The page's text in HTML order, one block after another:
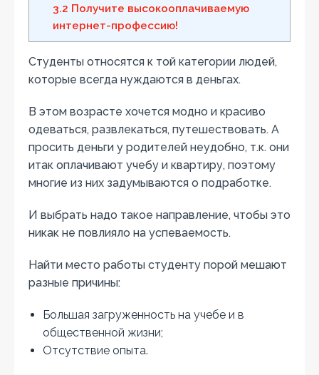
3.2 Получите высокооплачиваемую
интернет-профессию!
Студенты относятся к той категории людей,
которые всегда нуждаются в деньгах.
В этом возрасте хочется модно и красиво
одеваться, развлекаться, путешествовать. А
просить деньги у родителей неудобно, т.к. они
итак оплачивают учебу и квартиру, поэтому
многие из них задумываются о подработке.
И выбрать надо такое направление, чтобы это
никак не повлияло на успеваемость.
Найти место работы студенту порой мешают
разные причины:
Большая загруженность на учебе и в
общественной жизни;
Отсутствие опыта.